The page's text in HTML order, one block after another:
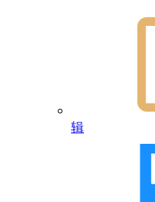
辑